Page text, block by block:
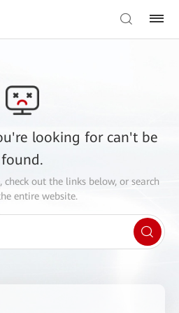
looking for can't be
found.
, check out the links below, or search
entire website.